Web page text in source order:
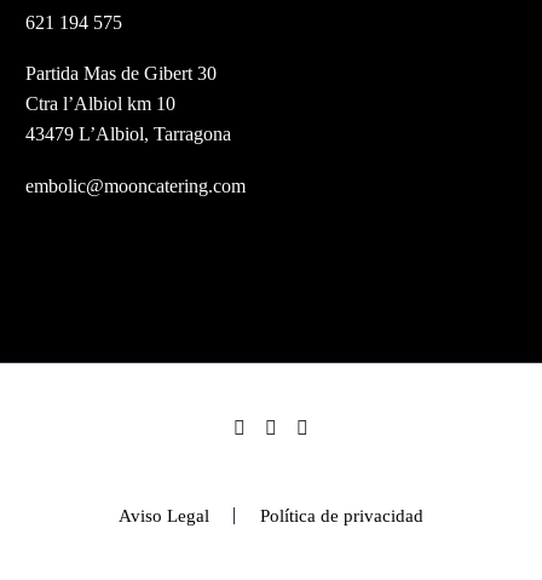
621 194 575
Partida Mas de Gibert 30
Ctra l’Albiol km 10
43479 L’Albiol, Tarragona
embolic@mooncatering.com
Aviso Legal Política de privacidad